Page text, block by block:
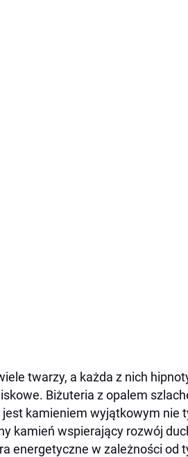
twarzy, a każda z nich
Biżuteria z opalem
jest kamieniem wyjątkowym nie
kamień wspierający rozwój
energetyczne w zależności od